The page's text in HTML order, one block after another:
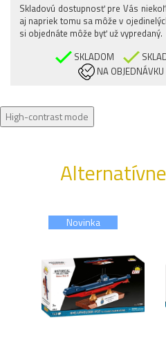
Skladovú dostupnosť pre Vás
aj napriek tomu sa môže v
si objednáte môže byť už vypredaný.
SKLADOM
NA OBJEDNÁVKU
High-contrast mode
Novinka